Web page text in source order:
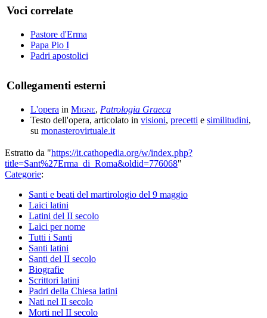
Voci correlate
Pastore d'Erma
Papa Pio I
Padri apostolici
Collegamenti esterni
L'opera in Migne, Patrologia Graeca
Testo dell'opera, articolato in visioni, precetti e similitudini,
su monasterovirtuale.it
Estratto da "https://it.cathopedia.org/w/index.php?
title=Sant%27Erma_di_Roma&oldid=776068"
Categorie:
Santi e beati del martirologio del 9 maggio
Laici latini
Latini del II secolo
Laici per nome
Tutti i Santi
Santi latini
Santi del II secolo
Biografie
Scrittori latini
Padri della Chiesa latini
Nati nel II secolo
Morti nel II secolo